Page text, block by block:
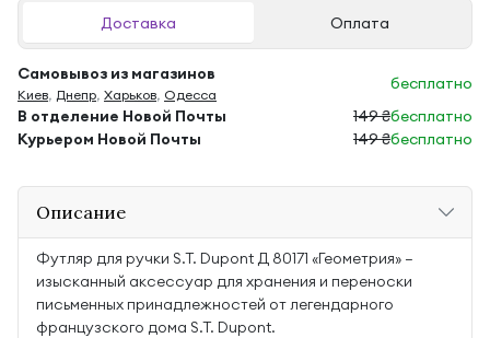
Доставка Оплата
Самовывоз из магазинов
Киев, Днепр, Харьков, Одесса
бесплатно
В отделение Новой Почты
149 ₴бесплатно
Курьером Новой Почты
149 ₴бесплатно
Описание
Футляр для ручки S.T. Dupont Д 80171 «Геометрия» —
изысканный аксессуар для хранения и переноски
письменных принадлежностей от легендарного
французского дома S.T. Dupont.